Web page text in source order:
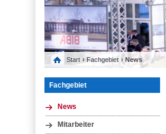
Start › Fachgebiet › News
Fachgebiet
News
Mitarbeiter